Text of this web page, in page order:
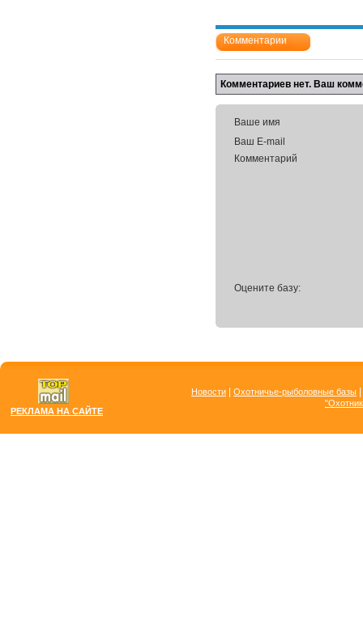
Комментарии
Комментариев нет. Ваш
Ваше имя
Ваш E-mail
Комментарий
Оцените базу:
РЕКЛАМА НА САЙТЕ
Новости Охотничье-рыболовные базы